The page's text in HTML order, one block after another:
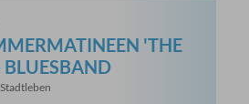
'THE G
Stadtleben